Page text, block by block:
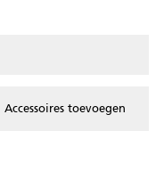
Accessoires toevoegen